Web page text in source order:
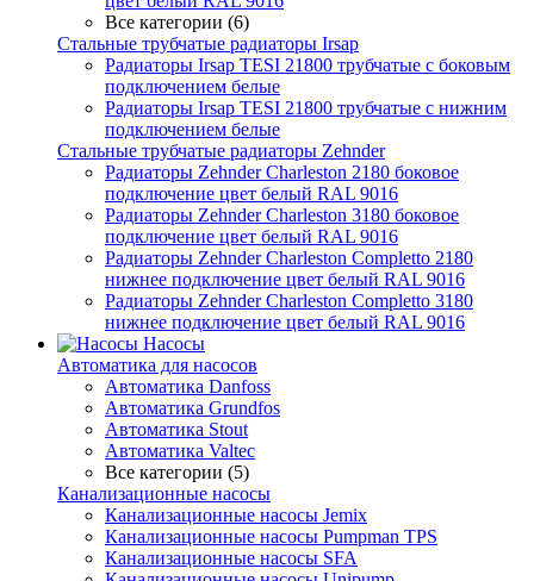
Все категории (6)
Стальные трубчатые радиаторы Irsap
Радиаторы Irsap TESI 21800 трубчатые с боковым
подключением белые
Радиаторы Irsap TESI 21800 трубчатые с нижним
подключением белые
Стальные трубчатые радиаторы Zehnder
Радиаторы Zehnder Charleston 2180 боковое
подключение цвет белый RAL 9016
Радиаторы Zehnder Charleston 3180 боковое
подключение цвет белый RAL 9016
Радиаторы Zehnder Charleston Completto 2180
нижнее подключение цвет белый RAL 9016
Радиаторы Zehnder Charleston Completto 3180
нижнее подключение цвет белый RAL 9016
Насосы
Автоматика для насосов
Автоматика Danfoss
Автоматика Grundfos
Автоматика Stout
Автоматика Valtec
Все категории (5)
Канализационные насосы
Канализационные насосы Jemix
Канализационные насосы Pumpman TPS
Канализационные насосы SFA